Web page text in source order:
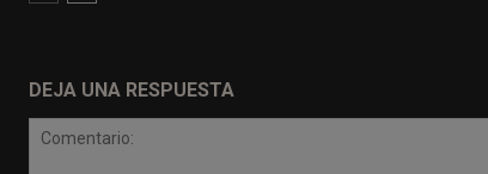
DEJA UNA RESPUESTA